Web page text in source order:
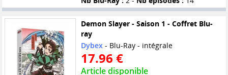
Demon Slayer - Saison 1 - Coffret Blu-
ray
Dybex- Blu-Ray - intégrale
17.96 €
Article disponible